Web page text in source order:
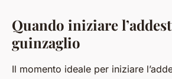
Quando iniziare
guinzaglio
Il momento ideale per iniziare